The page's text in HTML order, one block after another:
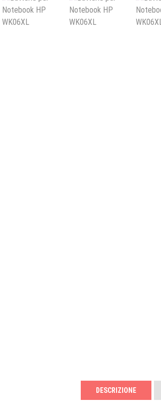
DESCRIZIONE